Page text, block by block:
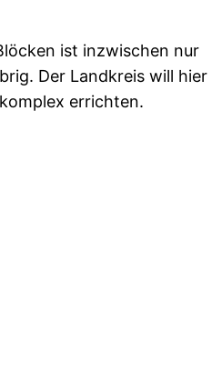
ist inzwischen nur
Der Landkreis will hier
errichten.